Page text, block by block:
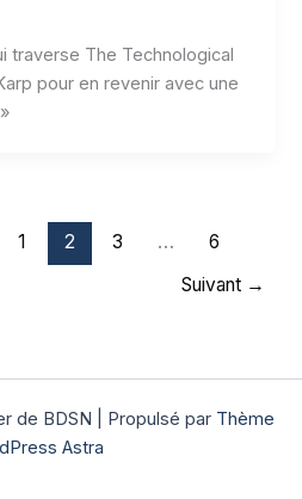
traverse The Technological
pour en revenir avec une
1 2 3 …
6
Suivant →
de BDSN | Propulsé par Thème
Astra